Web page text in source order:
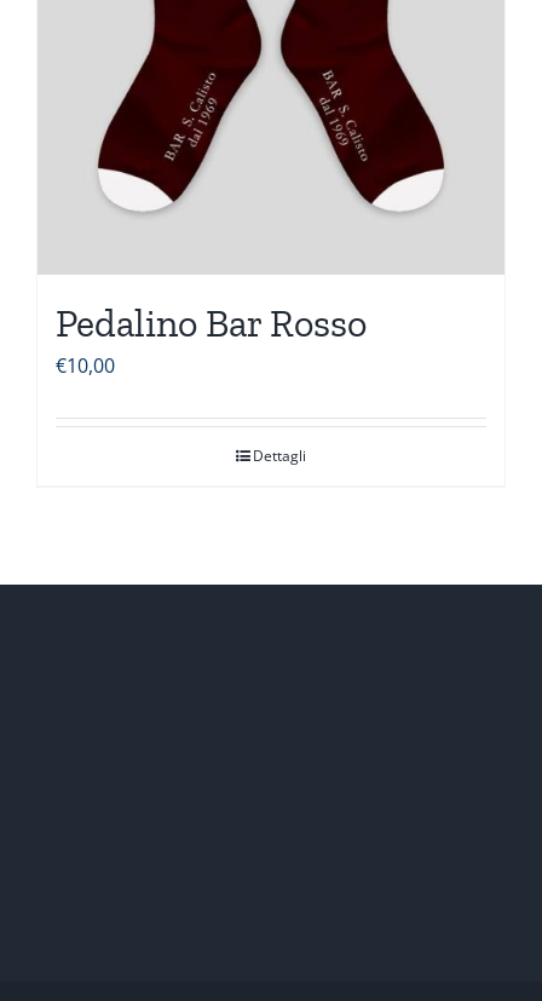
Pedalino Bar Rosso
€10,00
Dettagli